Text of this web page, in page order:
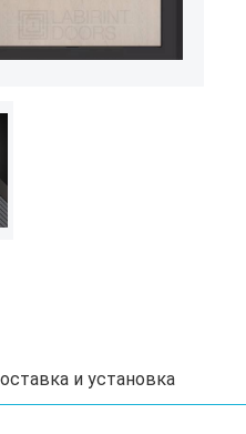
и установка